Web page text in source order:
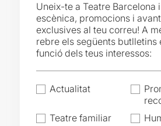
Uneix-te a Teatre
escènica, promocions i
exclusives al teu correu! A
rebre els següents butlletins
funció dels teus interessos:
Actualitat
Teatre familiar